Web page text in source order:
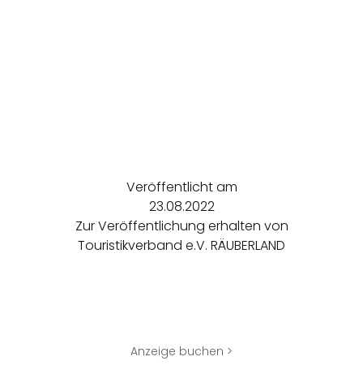
Veröffentlicht am
23.08.2022
Zur Veröffentlichung erhalten von
Touristikverband e.V. RÄUBERLAND
Anzeige buchen >